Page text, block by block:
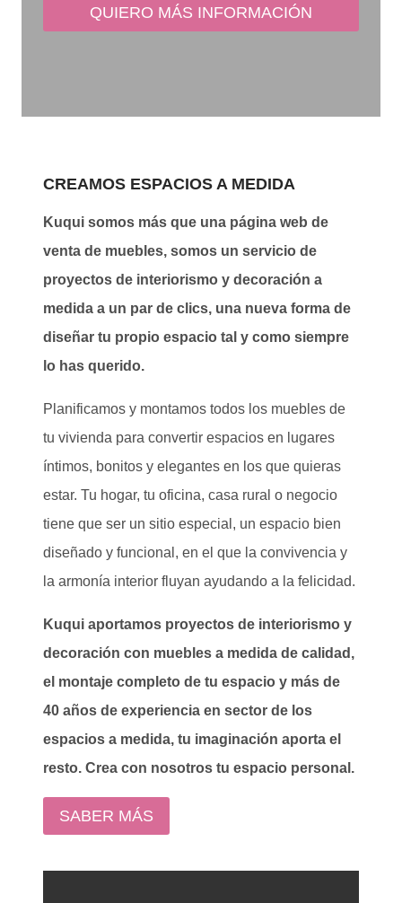
CREAMOS ESPACIOS A MEDIDA
Kuqui somos más que una página web de
venta de muebles, somos un servicio de
proyectos de interiorismo y decoración a
medida a un par de clics, una nueva forma de
diseñar tu propio espacio tal y como siempre
lo has querido.
Planificamos y montamos todos los muebles de
tu vivienda para convertir espacios en lugares
íntimos, bonitos y elegantes en los que quieras
estar. Tu hogar, tu oficina, casa rural o negocio
tiene que ser un sitio especial, un espacio bien
diseñado y funcional, en el que la convivencia y
la armonía interior fluyan ayudando a la felicidad.
Kuqui aportamos proyectos de interiorismo y
decoración con muebles a medida de calidad,
el montaje completo de tu espacio y más de
40 años de experiencia en sector de los
espacios a medida, tu imaginación aporta el
resto. Crea con nosotros tu espacio personal.
SABER MÁS